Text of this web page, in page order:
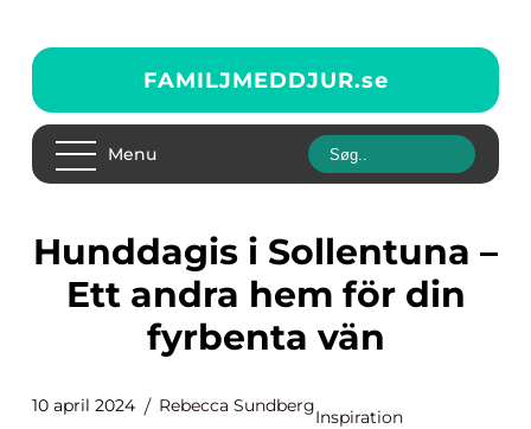
FAMILJMEDDJUR.se
Menu
Hunddagis i Sollentuna –
Ett andra hem för din
fyrbenta vän
10 april 2024 Rebecca Sundberg
Inspiration